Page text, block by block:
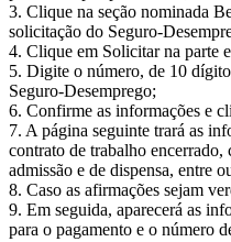
3. Clique na seção nominada
solicitação do Seguro-
4. Clique em Solicitar na parte
5. Digite o número, de 10
Seguro-Desemprego;
6. Confirme as informações e
7. A página seguinte trará as
contrato de trabalho encerrado,
admissão e de dispensa, entre
8. Caso as afirmações sejam
9. Em seguida, aparecerá as
para o pagamento e o número